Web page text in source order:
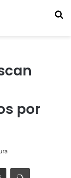
por
Enviar vía email Imprimir